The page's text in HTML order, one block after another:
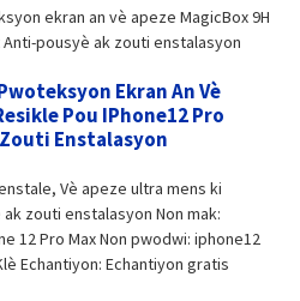
Ekran An Vè
Pou IPhone12 Pro
Enstalasyon
Vè apeze ultra mens ki
zouti enstalasyon Non mak:
12 Pro Max Non pwodwi: iphone12
Echantiyon: Echantiyon gratis